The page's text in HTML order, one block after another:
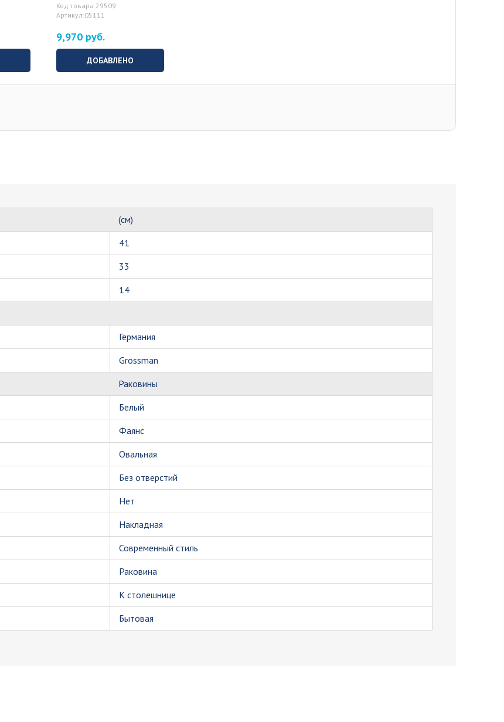
Код товара:29509
Артикул:05111
9,970 руб.
ДОБАВЛЕНО
(см)
41
33
14
Германия
Grossman
Раковины
Белый
Фаянс
Овальная
Без отверстий
Нет
Накладная
Современный стиль
Раковина
К столешнице
Бытовая